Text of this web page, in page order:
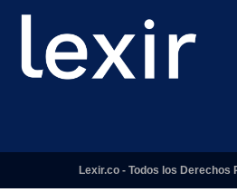
Lexir.co - Todos los